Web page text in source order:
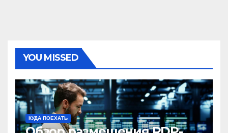
YOU MISSED
КУДА ПОЕХАТЬ